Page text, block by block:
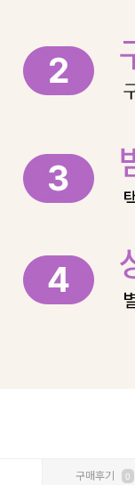
구매후기 0